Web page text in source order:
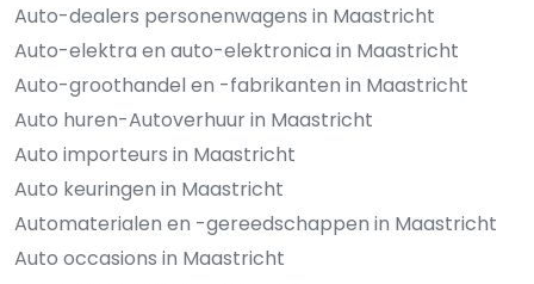
Auto-dealers personenwagens in Maastricht
Auto-elektra en auto-elektronica in Maastricht
Auto-groothandel en -fabrikanten in Maastricht
Auto huren-Autoverhuur in Maastricht
Auto importeurs in Maastricht
Auto keuringen in Maastricht
Automaterialen en -gereedschappen in Maastricht
Auto occasions in Maastricht